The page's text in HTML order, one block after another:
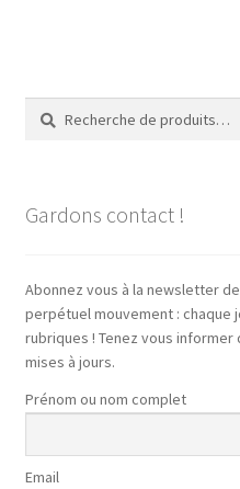
Recherche
pour :
Recherche
Gardons contact !
Abonnez vous à la newsletter
perpétuel mouvement : chaque
rubriques ! Tenez vous
mises à jours.
Prénom ou nom complet
Email